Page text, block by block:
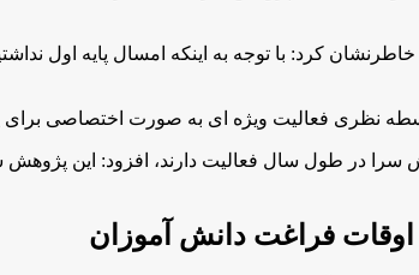
كرد: با توجه به اینکه امسال پایه اول
نظری فعالیت ویژه ای به صورت اختصاصی
متوسطه نظری وزارت آموزش و پرورش با بيان اين كه 500 پژوهش سرا در طول